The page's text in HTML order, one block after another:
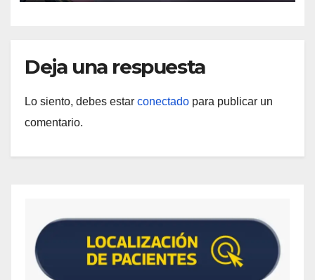
Deja una respuesta
Lo siento, debes estar conectado para publicar un
comentario.